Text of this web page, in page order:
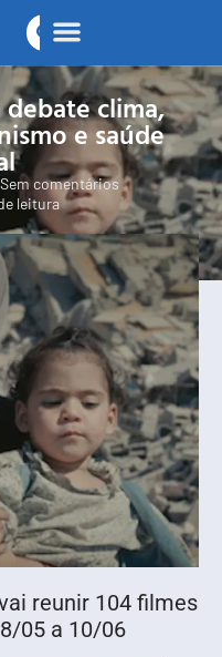
clima,
e saúde
Sem comentários
leitura
reunir 104 filmes
05 a 10/06